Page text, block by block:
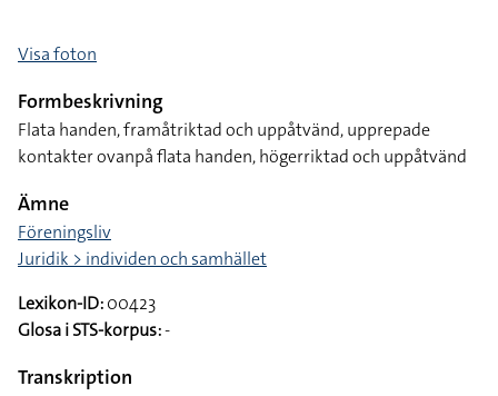
Visa foton
Formbeskrivning
Flata handen, framåtriktad och uppåtvänd, upprepade
kontakter ovanpå flata handen, högerriktad och uppåtvänd
Ämne
Föreningsliv
Juridik > individen och samhället
Lexikon-ID:00423
Glosa i STS-korpus:-
Transkription